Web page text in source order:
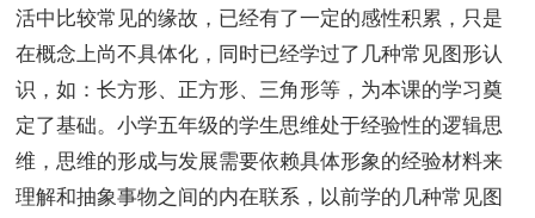
活中比较常见的缘故，已经有了一定的感性积累，只是
在概念上尚不具体化，同时已经学过了几种常见图形认
识，如：长方形、正方形、三角形等，为本课的学习奠
定了基础。小学五年级的学生思维处于经验性的逻辑思
维，思维的形成与发展需要依赖具体形象的经验材料来
理解和抽象事物之间的内在联系，以前学的几种常见图